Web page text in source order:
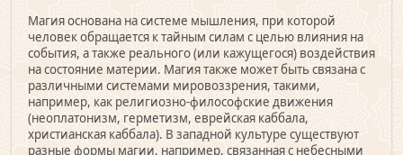
Магия основана на системе мышления, при которой
человек обращается к тайным силам с целью влияния на
события, а также реального (или кажущегося) воздействия
на состояние материи. Магия также может быть связана с
различными системами мировоззрения, такими,
например, как религиозно-философские движения
(неоплатонизм, герметизм, еврейская каббала,
христианская каббала). В западной культуре существуют
разные формы магии, например, связанная с небесными